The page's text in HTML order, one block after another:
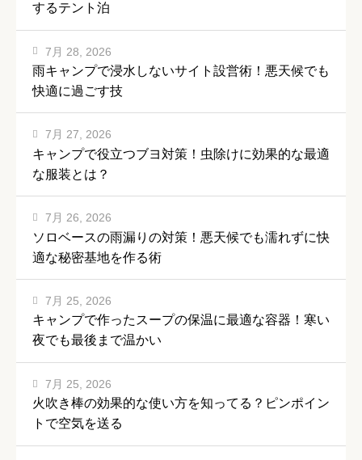
するテント泊
雨キャンプで浸水しないサイト設営術！悪天候でも
快適に過ごす技
7月 28, 2026
キャンプで役立つブヨ対策！虫除けに効果的な最適
な服装とは？
7月 27, 2026
ソロベースの雨漏りの対策！悪天候でも濡れずに快
適な秘密基地を作る術
7月 26, 2026
キャンプで作ったスープの保温に最適な容器！寒い
夜でも最後まで温かい
7月 25, 2026
火吹き棒の効果的な使い方を知ってる？ピンポイン
トで空気を送る
7月 25, 2026